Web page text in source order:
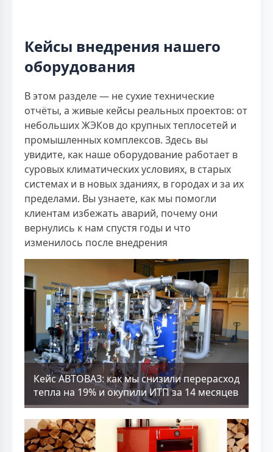
Кейсы внедрения нашего
оборудования
В этом разделе — не сухие технические
отчёты, а живые кейсы реальных проектов: от
небольших ЖЭКов до крупных теплосетей и
промышленных комплексов. Здесь вы
увидите, как наше оборудование работает в
суровых климатических условиях, в старых
системах и в новых зданиях, в городах и за их
пределами. Вы узнаете, как мы помогли
клиентам избежать аварий, почему они
вернулись к нам спустя годы и что
изменилось после внедрения
Кейс АВТОВАЗ: как мы снизили перерасход
тепла на 19% и окупили ИТП за 14 месяцев